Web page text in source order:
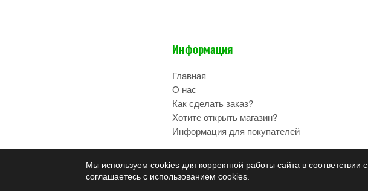
Информация
Главная
О нас
Как сделать заказ?
Хотите открыть магазин?
Информация для покупателей
Мы используем cookies для корректной работы сайта в соответствии с
соглашаетесь с использованием cookies.